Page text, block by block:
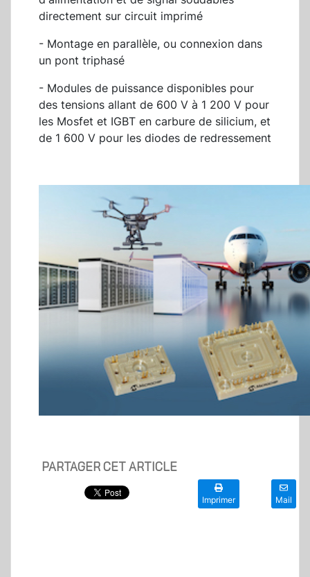
directement sur circuit imprimé
- Montage en parallèle, ou connexion dans
un pont triphasé
- Modules de puissance disponibles pour
des tensions allant de 600 V à 1 200 V pour
les Mosfet et IGBT en carbure de silicium, et
de 1 600 V pour les diodes de redressement
PARTAGER CET ARTICLE
Imprimer Mail